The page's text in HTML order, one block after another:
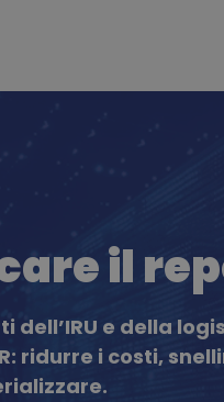
il
dell’IRU e della
ridurre i costi,